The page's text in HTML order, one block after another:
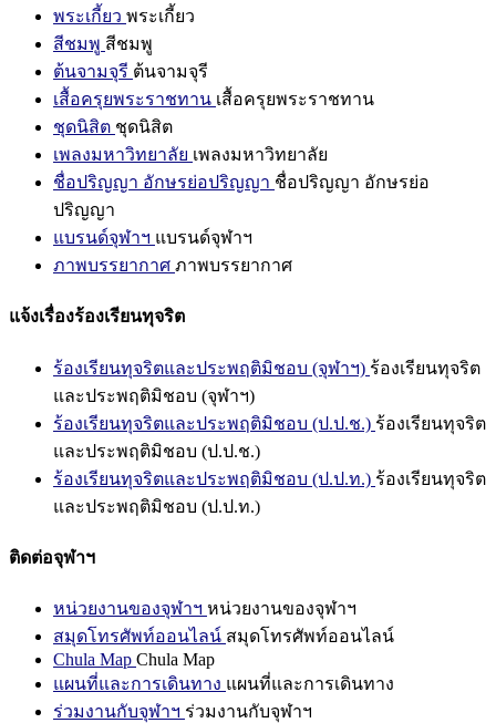
พระเกี้ยว พระเกี้ยว
สีชมพู สีชมพู
ต้นจามจุรี ต้นจามจุรี
เสื้อครุยพระราชทาน เสื้อครุยพระราชทาน
ชุดนิสิต ชุดนิสิต
เพลงมหาวิทยาลัย เพลงมหาวิทยาลัย
ชื่อปริญญา อักษรย่อปริญญา ชื่อปริญญา อักษรย่อ
ปริญญา
แบรนด์จุฬาฯ แบรนด์จุฬาฯ
ภาพบรรยากาศ ภาพบรรยากาศ
แจ้งเรื่องร้องเรียนทุจริต
ร้องเรียนทุจริตและประพฤติมิชอบ (จุฬาฯ) ร้องเรียนทุจริต
และประพฤติมิชอบ (จุฬาฯ)
ร้องเรียนทุจริตและประพฤติมิชอบ (ป.ป.ช.) ร้องเรียนทุจริต
และประพฤติมิชอบ (ป.ป.ช.)
ร้องเรียนทุจริตและประพฤติมิชอบ (ป.ป.ท.) ร้องเรียนทุจริต
และประพฤติมิชอบ (ป.ป.ท.)
ติดต่อจุฬาฯ
หน่วยงานของจุฬาฯ หน่วยงานของจุฬาฯ
สมุดโทรศัพท์ออนไลน์ สมุดโทรศัพท์ออนไลน์
Chula Map Chula Map
แผนที่และการเดินทาง แผนที่และการเดินทาง
ร่วมงานกับจุฬาฯ ร่วมงานกับจุฬาฯ